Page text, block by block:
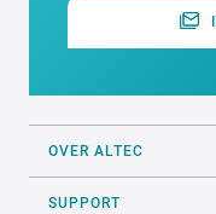
OVER ALTEC
SUPPORT